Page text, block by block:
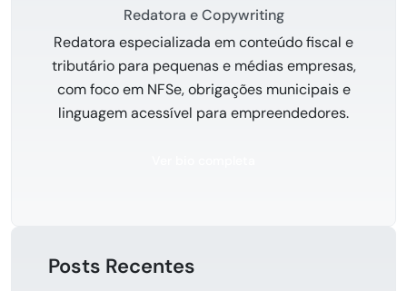
Redatora e Copywriting
Redatora especializada em conteúdo fiscal e
tributário para pequenas e médias empresas,
com foco em NFSe, obrigações municipais e
linguagem acessível para empreendedores.
Posts Recentes